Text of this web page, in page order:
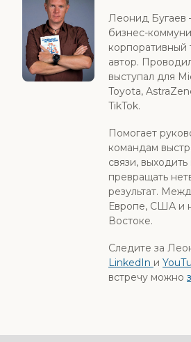
Леонид Бугаев
бизнес-
корпоративный
автор.
выступал для
Toyota,
TikTok.
Помогает
командам
связи,
превращать
результат.
Европе, США и
Востоке.
Следите за
LinkedIn и
встречу можно